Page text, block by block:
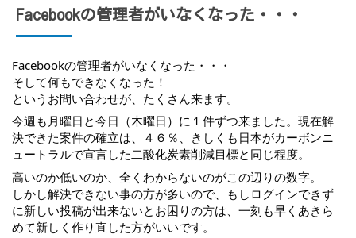
Facebookの管理者がいなくなった・・・
Facebookの管理者がいなくなった・・・
そして何もできなくなった！
というお問い合わせが、たくさん来ます。
今週も月曜日と今日（木曜日）に１件ずつ来ました。現在解
決できた案件の確立は、４６％、きしくも日本がカーボンニ
ュートラルで宣言した二酸化炭素削減目標と同じ程度。
高いのか低いのか、全くわからないのがこの辺りの数字。
しかし解決できない事の方が多いので、もしログインできず
に新しい投稿が出来ないとお困りの方は、一刻も早くあきら
めて新しく作り直した方がいいです。